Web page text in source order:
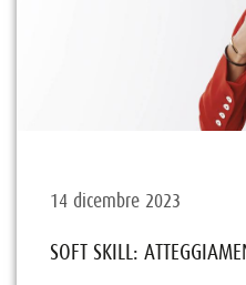
14 dicembre 2023
SOFT SKILL: